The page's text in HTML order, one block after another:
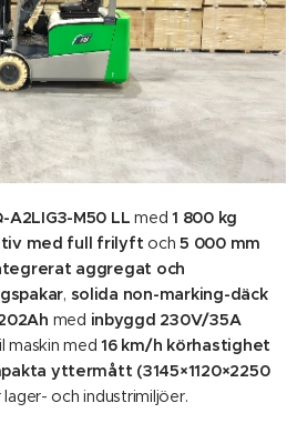
A2LIG3-M50 LL med1 800 kg
med full frilyft och5 000 mm
aggregat och
, solida non-marking-däck
med inbyggd 230V/35A
maskin med16 km/h körhastighet
yttermått (3145×1120×2250
och industrimiljöer.